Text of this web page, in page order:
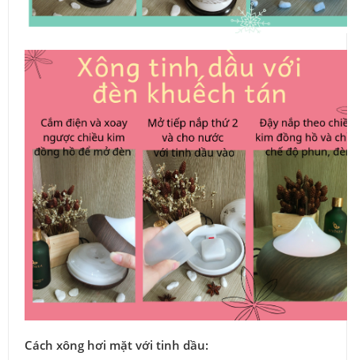
Cách xông hơi mặt với tinh dầu: